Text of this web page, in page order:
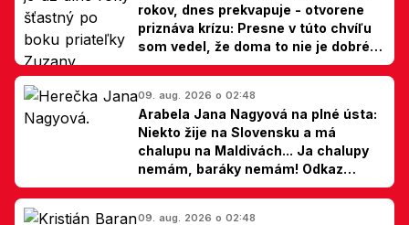
rokov, dnes prekvapuje - otvorene
priznáva krízu: Presne v túto chvíľu
som vedel, že doma to nie je dobré,
hovorí Milan Ondrík
09. aug. 2026 o 02:48
Arabela Jana Nagyová na plné ústa:
Niekto žije na Slovensku a má
chalupu na Maldivách... Ja chalupy
nemám, baráky nemám! Odkaz
Slovákom
09. aug. 2026 o 02:48